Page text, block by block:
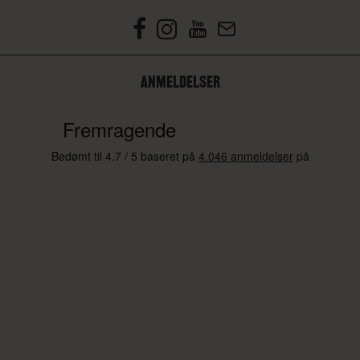
sammenfoldet tilstand og kan nemt opbevares
under sofa eller seng.
DOBBELTFOLDNING VS. ENKELTFOLDNING
MINDRE RUM.
EKSEMPLER PÅ POPULÆRE MODELLER MED SMART
FOLDEMEKANISME:
ANMELDELSER